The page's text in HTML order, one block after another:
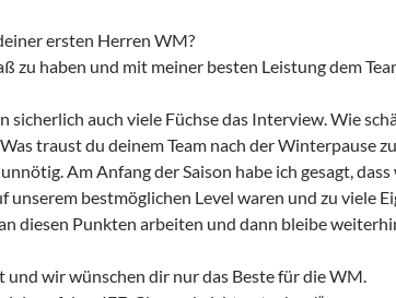
ersten Herren WM?
zu haben und mit meiner besten Leistung dem
sicherlich auch viele Füchse das Interview. Wie
traust du deinem Team nach der Winterpause
Am Anfang der Saison habe ich gesagt,
bestmöglichen Level waren und zu viele
diesen Punkten arbeiten und dann bleibe
wir wünschen dir nur das Beste für die WM.